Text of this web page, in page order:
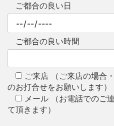
ご都合の良い日
ご都合の良い時間
ご来店 （ご来店の場合
のお打合せをお願いします）
メール （お電話でのご
て頂きます）